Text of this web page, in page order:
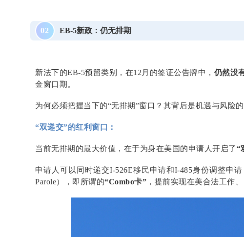
02 EB-5新政：仍无排期
新法下的EB-5预留类别，在12月的签证公告牌中， 仍然没
金窗口期。
为何必须把握当下的“无排期”窗口？其背后是机遇与风险的
“双递交”的红利窗口：
当前无排期的最大价值，在于为身在美国的申请人开启了“
申请人可以同时递交I-526E移民申请和I-485身份调整申
Parole），即所谓的“Combo卡” ，提前实现在美合法工作